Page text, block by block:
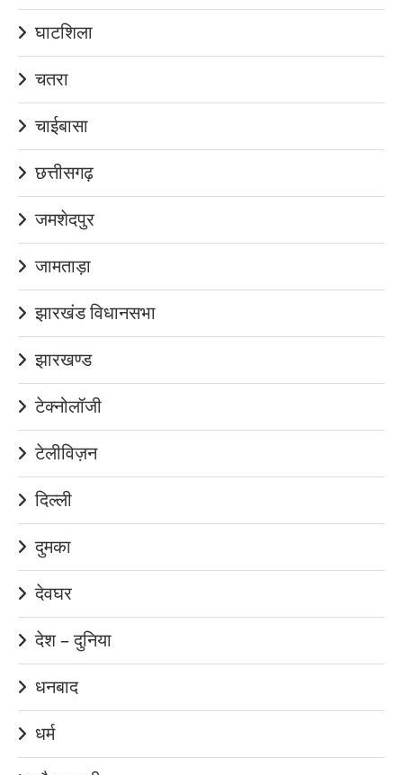
घाटशिला
चतरा
चाईबासा
छत्तीसगढ़
जमशेदपुर
जामताड़ा
झारखंड विधानसभा
झारखण्ड
टेक्नोलॉजी
टेलीविज़न
दिल्ली
दुमका
देवघर
देश – दुनिया
धनबाद
धर्म